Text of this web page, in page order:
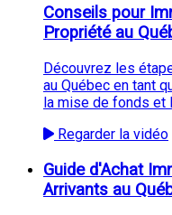
Conseils pour
Propriété au
Découvrez les
au Québec en tant
la mise de fonds et
Regarder la vidéo
Guide d'Achat
Arrivants au